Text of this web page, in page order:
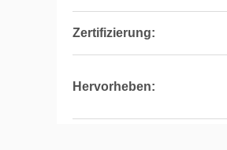
Zertifizierung:
Hervorheben: